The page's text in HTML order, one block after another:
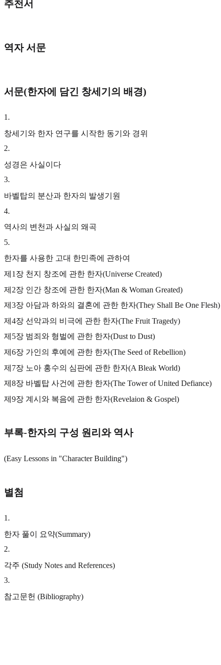
추천서
역자 서문
서문(한자에 담긴 창세기의 배경)
1 .
창세기와 한자 연구를 시작한 동기와 경위
2.
성경은 사실이다
3.
바벨탑의 분산과 한자의 발생기원
4.
역사의 변천과 사실의 왜곡
5.
한자를 사용한 고대 한민족에 관하여
제1장 천지 창조에 관한 한자(Universe Created)
제2장 인간 창조에 관한 한자(Man & Woman Greated)
제3장 아담과 하와의 결혼에 관한 한자(They Shall Be One Flesh)
제4장 선악과의 비극에 관한 한자(The Fruit Tragedy)
제5장 범죄와 형벌에 관한 한자(Dust to Dust)
제6장 가인의 후예에 관한 한자(The Seed of Rebellion)
제7장 노아 홍수의 심판에 관한 한자(A Bleak World)
제8장 바벨탑 사건에 관한 한자(The Tower of United Defiance)
제9장 계시와 복음에 관한 한자(Revelaion & Gospel)
부록-한자의 구성 원리와 역사
(Easy Lessons in "Character Building")
별첨
1 .
한자 풀이 요약(Summary)
2.
각주 (Study Notes and References)
3.
참고문헌 (Bibliography)